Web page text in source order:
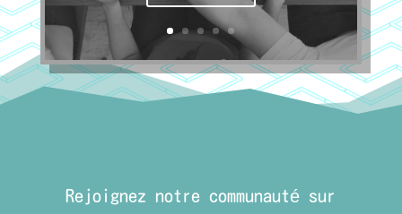
Rejoignez notre communauté sur